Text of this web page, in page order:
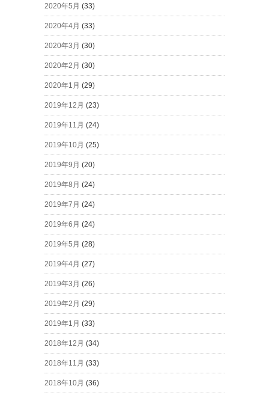
2020年5月 (33)
2020年4月 (33)
2020年3月 (30)
2020年2月 (30)
2020年1月 (29)
2019年12月 (23)
2019年11月 (24)
2019年10月 (25)
2019年9月 (20)
2019年8月 (24)
2019年7月 (24)
2019年6月 (24)
2019年5月 (28)
2019年4月 (27)
2019年3月 (26)
2019年2月 (29)
2019年1月 (33)
2018年12月 (34)
2018年11月 (33)
2018年10月 (36)